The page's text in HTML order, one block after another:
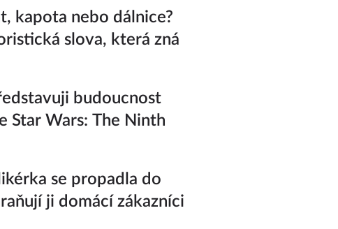
kapota nebo dálnice?
slova, která zná
budoucnost
Star Wars: The Ninth
se propadla do
ji domácí zákazníci